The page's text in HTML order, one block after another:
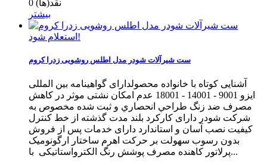
0 نقد(ها)
بیشتر
استعلام شود!
ست شیرآلات شودر مدل اطلس روشویی زدرا کروم
آشنایی کوتاه با خانواده محصولدارای گواهینامه بین المللی
ایزو 9001 - 14001 - 18001 عدم امکان نشتی موثر در کاهش
مصرف ضد زنگ طراحي انحصاري و ثبت شده مخصوص به
شرکت شودر دارای کارکرد بلند مدت گذشته از خط كنترل
كيفيت نصب آسان و استاندارد دارای خدمات پس از فروش
بدون رسوب سهولت بر حرکت اهرم ساختار ارگونومیک
پرلاتور کاهنده مصرف پوشش رنگ الکترواستاتیکی با...